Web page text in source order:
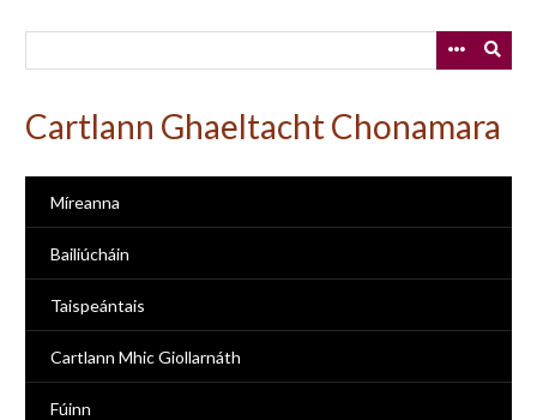
Cartlann Ghaeltacht Chonamara
Míreanna
Bailiúcháin
Taispeántais
Cartlann Mhic Giollarnáth
Fúinn